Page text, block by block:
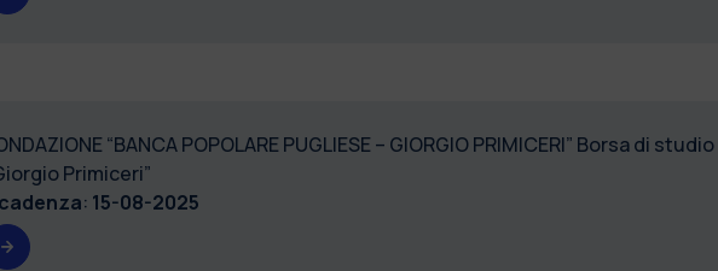
“BANCA POPOLARE PUGLIESE – GIORGIO PRIMICERI” Borsa di studio
Primiceri”
: 15-08-2025